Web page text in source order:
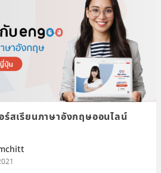
สเรียนภาษาอังกฤษออนไลน์